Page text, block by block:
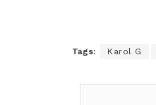
Tags: Karol G